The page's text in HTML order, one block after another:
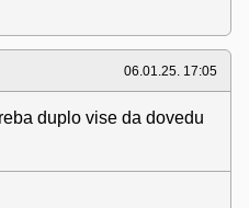
06.01.25. 17:05
duplo vise da dovedu